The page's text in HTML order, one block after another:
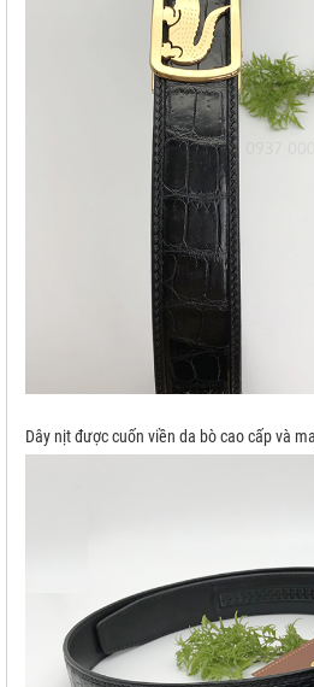
Dây nịt được cuốn viền da bò cao cấp và